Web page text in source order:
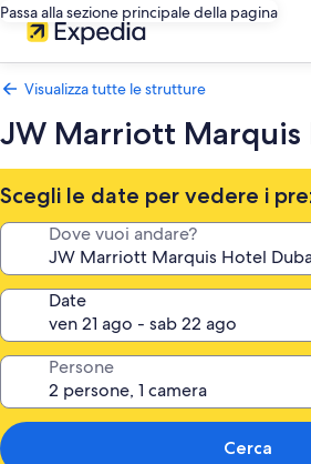
Passa alla sezione principale della pagina
Visualizza tutte le strutture
JW Marriott Marquis
Scegli le date per vedere i
Dove vuoi andare?
Date
Persone
Cerca